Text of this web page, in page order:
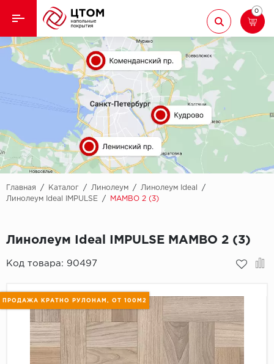
Назад
Кварцвиниловая плитка
Назад
Aberhof
Adelar
Alfa
AllureFloor
Alpine floor
Arbiton
Berry Alloc
Bohofloor
Bonkeel
Classen
Ламинат
Ковролин
Линолеум
Паркет
Плинтус
Подложка
0
Главная / Каталог / Линолеум / Линолеум Ideal
/
Линолеум Ideal IMPULSE
/ MAMBO 2 (3)
Линолеум Ideal IMPULSE MAMBO 2 (3)
Код товара: 90497
ПРОДАЖА КРАТНО РУЛОНАМ, ОТ 100М2